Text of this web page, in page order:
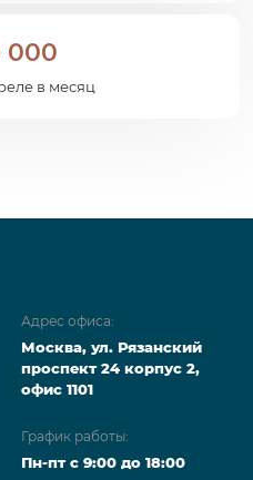
000
в месяц
Адрес офиса:
Москва, ул. Рязанский
проспект 24 корпус 2,
офис 1101
График работы:
Пн-пт с 9:00 до 18:00